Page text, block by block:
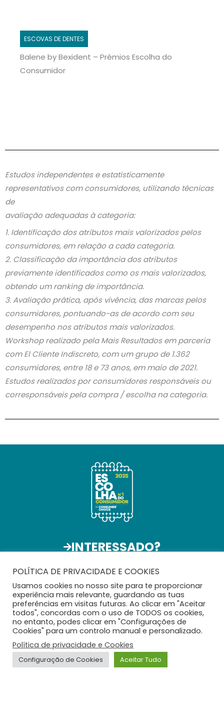
ESCOVAS DE DENTES
Balene by Bexident – Prémios Escolha do
Consumidor
Estudos independentes e estatisticamente
representativos com consumidores, utilizando técnicas
de
avaliação adequadas à categoria:
1. Identificação dos atributos mais valorizados pelos
consumidores, em relação a cada categoria.
2. Classificação da importância dos atributos
previamente identificados como os mais valorizados,
obtendo um ranking de importância.
3. Avaliação prática, após vivência, das marcas pelos
consumidores, pontuando-as de acordo com seu
desempenho nos atributos mais valorizados.
Workshop realizado pela Mais Resultados em parceria
com El Cliente Indiscreto, com um grupo de 1.362
consumidores, entre 18 e 73 anos, em maio de 2021.
Estudos realizados por consumidores responsáveis ​​ou
corresponsáveis ​​pela compra / escolha na categoria.
INTERESSADO?
Tua Marca
POLÍTICA DE PRIVACIDADE E COOKIES
Usamos cookies no nosso site para te proporcionar
experiência mais relevante, guardando as tuas
preferências em visitas futuras. Ao clicar em "Aceitar
todos", concordas com o uso de TODOS os cookies,
no entanto, podes clicar em "Configurações de
Cookies" para um controlo manual e personalizado.
Política de privacidade e Cookies
Configuração de Cookies Aceitar Tudo